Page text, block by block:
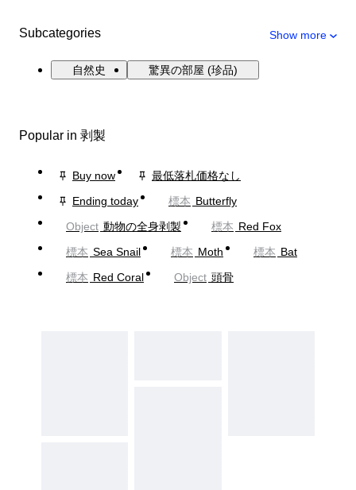
Subcategories Show more
自然史 驚異の部屋 (珍品)
Popular in 剥製
Buy now
最低落札価格なし
Ending today
標本 Butterfly
Object 動物の全身剥製 標本 Red Fox
標本 Sea Snail 標本 Moth 標本 Bat
標本 Red Coral Object 頭骨